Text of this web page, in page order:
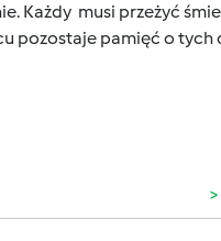
Każdy musi przeżyć
pozostaje pamięć o tych